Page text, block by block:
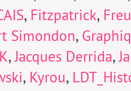
, Fitzpatrick,
Simondon,
,Jacques Derrida,
, Kyrou,